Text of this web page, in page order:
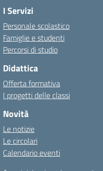
I Servizi
Personale scolastico
Famiglie e studenti
Percorsi di studio
Didattica
Offerta formativa
I progetti delle classi
Novità
Le notizie
Le circolari
Calendario eventi